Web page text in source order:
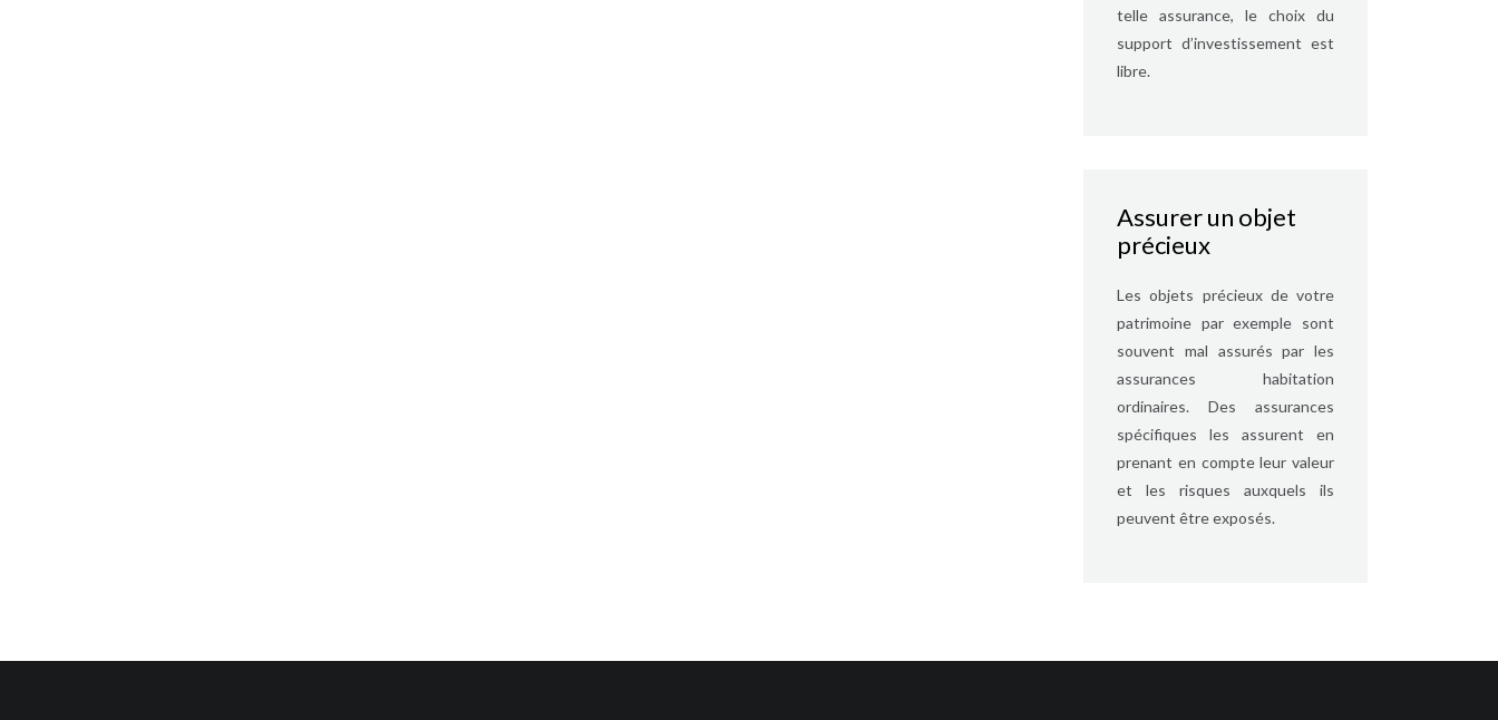
telle assurance, le choix du
support d’investissement est
libre.
Assurer un objet
précieux
Les objets précieux de votre
patrimoine par exemple sont
souvent mal assurés par les
assurances habitation
ordinaires. Des assurances
spécifiques les assurent en
prenant en compte leur valeur
et les risques auxquels ils
peuvent être exposés.